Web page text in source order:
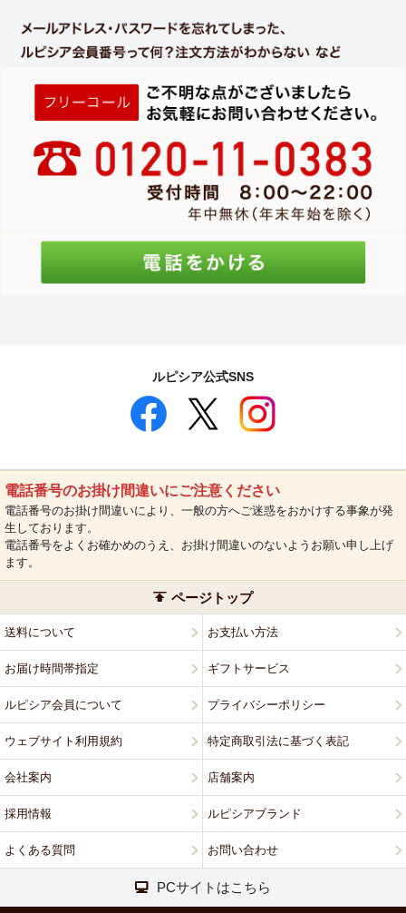
ルピシア公式SNS
電話番号のお掛け間違いにご注意ください
電話番号のお掛け間違いにより、一般の方へご迷惑をおかけする事象が発
生しております。
電話番号をよくお確かめのうえ、お掛け間違いのないようお願い申し上げ
ます。
ページトップ
送料について お支払い方法
お届け時間帯指定 ギフトサービス
ルピシア会員について プライバシーポリシー
ウェブサイト利用規約 特定商取引法に基づく表記
会社案内 店舗案内
採用情報 ルピシアブランド
よくある質問 お問い合わせ
PCサイトはこちら